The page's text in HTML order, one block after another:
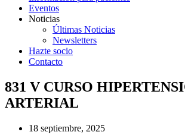
Eventos
Noticias
Últimas Noticias
Newsletters
Hazte socio
Contacto
831 V CURSO
ARTERIAL
18 septiembre, 2025